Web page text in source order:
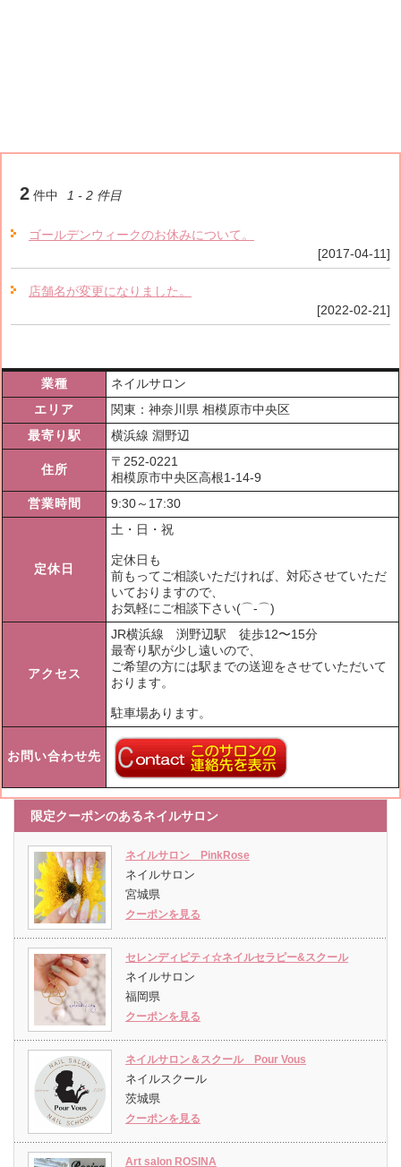
2 件中 1 - 2 件目
ゴールデンウィークのお休みについて。
[2017-04-11]
店舗名が変更になりました。
[2022-02-21]
業種
ネイルサロン
エリア
関東：神奈川県 相模原市中央区
最寄り駅
横浜線 淵野辺
住所
〒 252-0221
相模原市中央区高根1-14-9
営業時間
9:30～17:30
定休日
土・日・祝
定休日も
前もってご相談いただければ、対応させていただ
いておりますので、
お気軽にご相談下さい(⌒‐⌒)
アクセス
JR横浜線 渕野辺駅 徒歩12〜15分
最寄り駅が少し遠いので、
ご希望の方には駅までの送迎をさせていただいて
おります。
駐車場あります。
お問い合わせ先
限定クーポンのあるネイルサロン
ネイルサロン PinkRose
ネイルサロン
宮城県
クーポンを見る
セレンディピティ☆ネイルセラピー&スクール
ネイルサロン
福岡県
クーポンを見る
ネイルサロン＆スクール Pour Vous
ネイルスクール
茨城県
クーポンを見る
Art salon ROSINA